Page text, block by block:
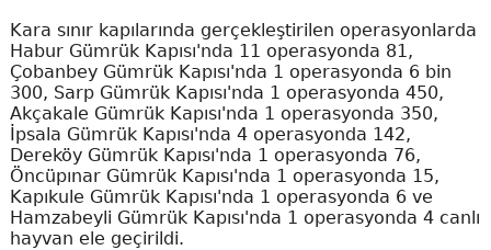
Kara sınır kapılarında gerçekleştirilen operasyonlarda
Habur Gümrük Kapısı'nda 11 operasyonda 81,
Çobanbey Gümrük Kapısı'nda 1 operasyonda 6 bin
300, Sarp Gümrük Kapısı'nda 1 operasyonda 450,
Akçakale Gümrük Kapısı'nda 1 operasyonda 350,
İpsala Gümrük Kapısı'nda 4 operasyonda 142,
Dereköy Gümrük Kapısı'nda 1 operasyonda 76,
Öncüpınar Gümrük Kapısı'nda 1 operasyonda 15,
Kapıkule Gümrük Kapısı'nda 1 operasyonda 6 ve
Hamzabeyli Gümrük Kapısı'nda 1 operasyonda 4 canlı
hayvan ele geçirildi.